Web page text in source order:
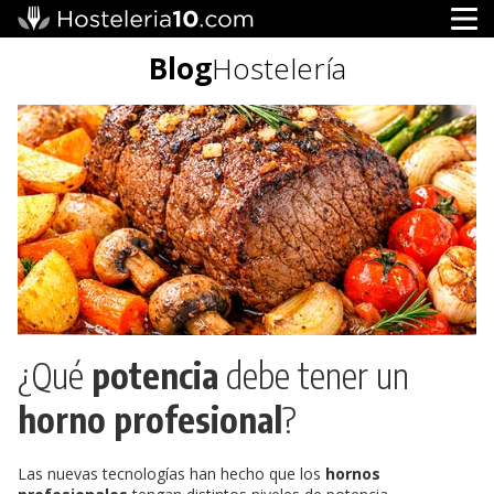
BlogHostelería
¿Qué potencia debe tener un
horno profesional?
Las nuevas tecnologías han hecho que los hornos